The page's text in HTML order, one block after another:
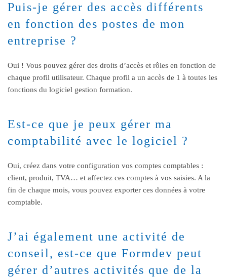
Puis-je gérer des accès différents
en fonction des postes de mon
entreprise ?
Oui ! Vous pouvez gérer des droits d’accès et rôles en fonction de
chaque profil utilisateur. Chaque profil a un accès de 1 à toutes les
fonctions du logiciel gestion formation.
Est-ce que je peux gérer ma
comptabilité avec le logiciel ?
Oui, créez dans votre configuration vos comptes comptables :
client, produit, TVA… et affectez ces comptes à vos saisies. A la
fin de chaque mois, vous pouvez exporter ces données à votre
comptable.
J’ai également une activité de
conseil, est-ce que Formdev peut
gérer d’autres activités que de la